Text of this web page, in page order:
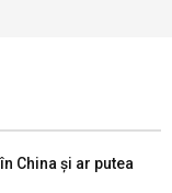
China și ar putea